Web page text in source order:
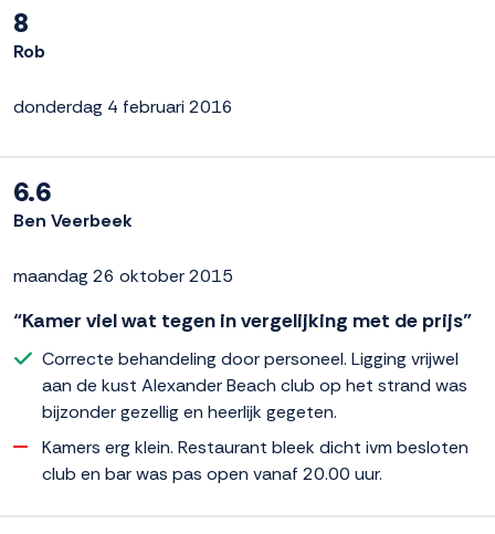
8
Rob
donderdag 4 februari 2016
6.6
Ben Veerbeek
maandag 26 oktober 2015
“Kamer viel wat tegen in vergelijking met de prijs”
Correcte behandeling door personeel. Ligging vrijwel
aan de kust Alexander Beach club op het strand was
bijzonder gezellig en heerlijk gegeten.
Kamers erg klein. Restaurant bleek dicht ivm besloten
club en bar was pas open vanaf 20.00 uur.